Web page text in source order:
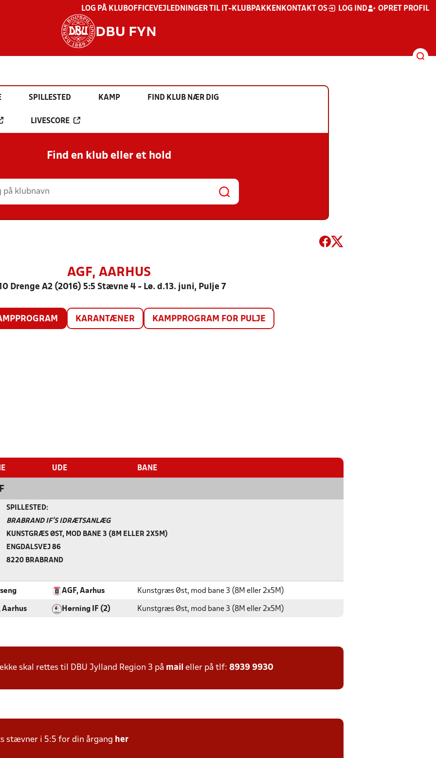
LOG PÅ KLUBOFFICEVEJLEDNINGER TIL IT-KLUBPAKKEN KONTAKT OS LOG IND OPRET PROFIL
DBU FYN
SPILLESTED KAMP FIND KLUB NÆR DIG
LIVESCORE
Find en klub eller et hold
AGF, AARHUS
Drenge A2 (2016) 5:5 Stævne 4 - Lø. d.13. juni, Pulje 7
KARANTÆNER KAMPPROGRAM FOR PULJE
UDE BANE
SPILLESTED:
BRABRAND IF'S IDRÆTSANLÆG
KUNSTGRÆS ØST, MOD BANE 3 (8M ELLER 2X5M)
ENGDALSVEJ 86
8220 BRABRAND
AGF, Aarhus Kunstgræs Øst, mod bane 3 (8M eller 2x5M)
Aarhus Hørning IF (2) Kunstgræs Øst, mod bane 3 (8M eller 2x5M)
skal rettes til DBU Jylland Region 3 på mail eller på tlf: 8939 9930
stævner i 5:5 for din årgang her